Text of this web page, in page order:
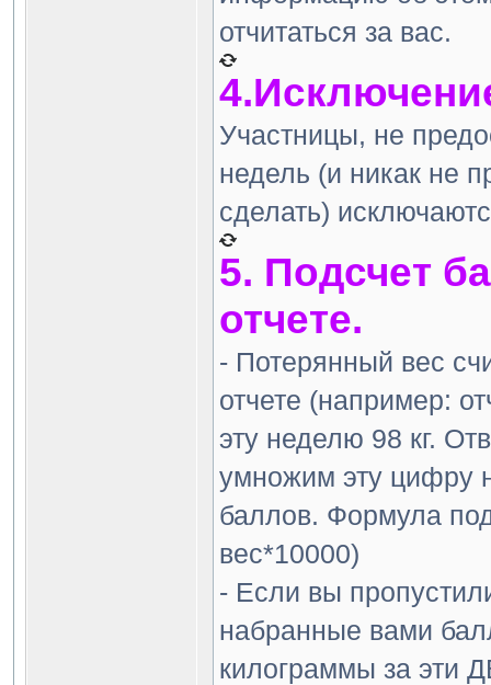
отчитаться за вас.
Участницы, не
недель (и никак не
сделать)
5. Подсчет
отчете.
- Потерянный вес
отчете (например:
эту неделю 98 кг.
умножим эту цифру
баллов. Формула
вес*10000)
- Если вы
набранные вами
килограммы за эти